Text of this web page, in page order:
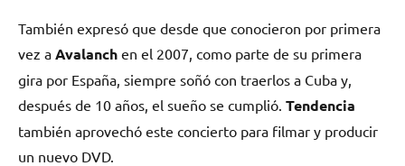
También expresó que desde que conocieron por primera
vez a Avalanch en el 2007, como parte de su primera
gira por España, siempre soñó con traerlos a Cuba y,
después de 10 años, el sueño se cumplió. Tendencia
también aprovechó este concierto para filmar y producir
un nuevo DVD.